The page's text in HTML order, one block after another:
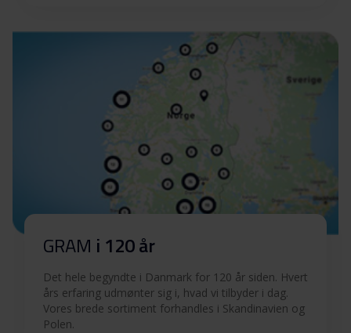
GRAM i 120 år
Det hele begyndte i Danmark for 120 år siden. Hvert
års erfaring udmønter sig i, hvad vi tilbyder i dag.
Vores brede sortiment forhandles i Skandinavien og
Polen.